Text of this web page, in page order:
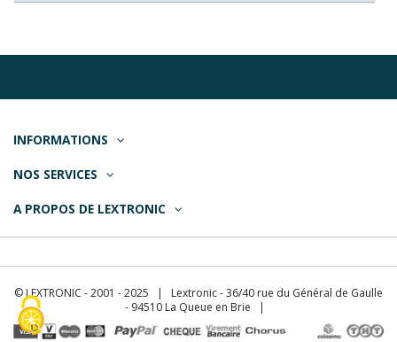
INFORMATIONS
NOS SERVICES
A PROPOS DE LEXTRONIC
© LEXTRONIC - 2001 - 2025 | Lextronic - 36/40 rue du Général de Gaulle
- 94510 La Queue en Brie |